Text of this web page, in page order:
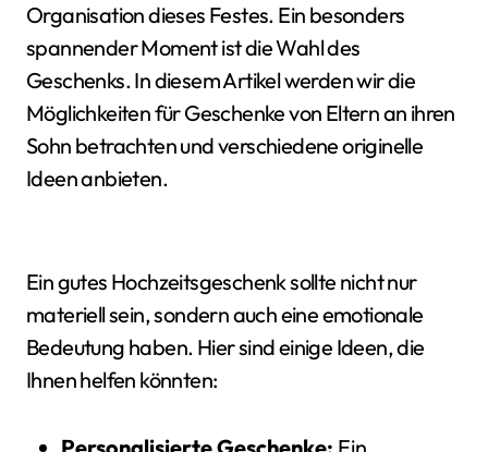
Organisation dieses Festes. Ein besonders
spannender Moment ist die Wahl des
Geschenks. In diesem Artikel werden wir die
Möglichkeiten für Geschenke von Eltern an ihren
Sohn betrachten und verschiedene originelle
Ideen anbieten.
Ein gutes Hochzeitsgeschenk sollte nicht nur
materiell sein, sondern auch eine emotionale
Bedeutung haben. Hier sind einige Ideen, die
Ihnen helfen könnten: